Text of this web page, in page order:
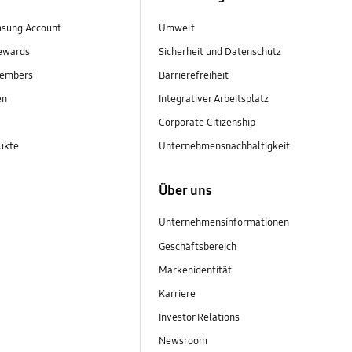
Account
Umwelt
Sicherheit und Datenschutz
Barrierefreiheit
Integrativer Arbeitsplatz
Corporate Citizenship
Unternehmensnachhaltigkeit
Über uns
Unternehmensinformationen
Geschäftsbereich
Markenidentität
Karriere
Investor Relations
Newsroom